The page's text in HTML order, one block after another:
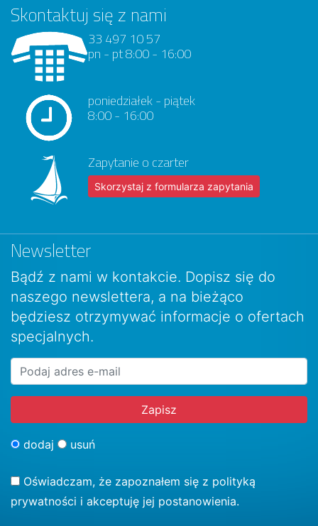
Skontaktuj się z nami
33 497 10 57
pn - pt 8:00 - 16:00
poniedziałek - piątek
8:00 - 16:00
Zapytanie o czarter
Skorzystaj z formularza zapytania
Newsletter
Bądź z nami w kontakcie. Dopisz się do
naszego newslettera, a na bieżąco
będziesz otrzymywać informacje o ofertach
specjalnych.
dodaj usuń
Oświadczam, że zapoznałem się z polityką
prywatności i akceptuję jej postanowienia.